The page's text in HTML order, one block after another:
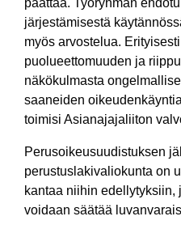
päättää. Työryhmän
järjestämisestä
myös arvostelua.
puolueettomuuden ja
näkökulmasta
saaneiden
toimisi Asianajajaliiton
Perusoikeusuudistuksen
perustuslakivaliokunta on
kantaa niihin
voidaan säätää